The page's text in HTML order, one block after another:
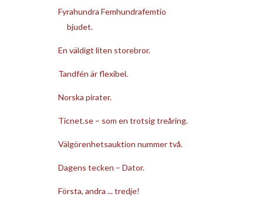
Fyrahundra Femhundrafemtio
bjudet.
En väldigt liten storebror.
Tandfén är flexibel.
Norska pirater.
Ticnet.se – som en trotsig treåring.
Välgörenhetsauktion nummer två.
Dagens tecken – Dator.
Första, andra ... tredje!